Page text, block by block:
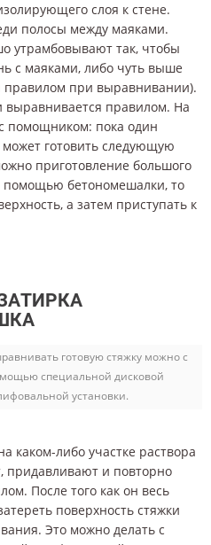
слоя к стене.
полосы между маяками.
утрамбовывают так, чтобы
с маяками, либо чуть выше
правилом при выравнивании).
выравнивается правилом. На
помощником: пока один
готовить следующую
приготовление большого
помощью бетономешалки, то
а затем приступать к
готовую стяжку можно с
специальной дисковой
установки.
каком-либо участке раствора
придавливают и повторно
После того как он весь
поверхность стяжки
Это можно делать с